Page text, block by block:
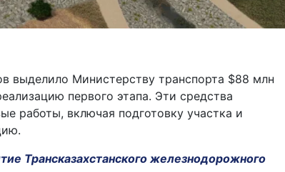
выделило Министерству транспорта $88 млн
первого этапа. Эти средства
работы, включая подготовку участка и
Трансказахстанского железнодорожного